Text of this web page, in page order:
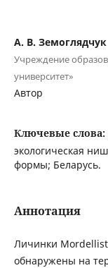
А. В. Земоглядчук
Учреждение
университет»
Автор
Ключевые слова:
экологическая
формы; Беларусь.
Аннотация
Личинки
обнаружены на